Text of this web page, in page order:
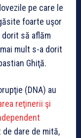
pe care le
foarte uşor
să aflăm
mult s-a dorit
Ghiţă.
(DNA) au
reţinerii şi
dare de mită,